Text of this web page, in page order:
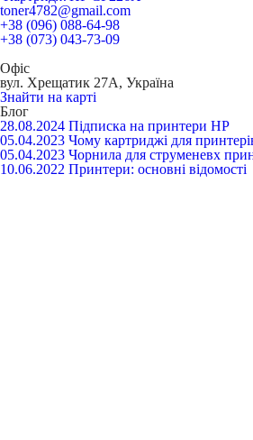
toner4782@gmail.com
+38 (096) 088-64-98
+38 (073) 043-73-09
Офіс
вул. Хрещатик 27А, Україна
Знайти на карті
Блог
28.08.2024 Підписка на принтери HP
05.04.2023 Чому картриджі для
05.04.2023 Чорнила для струменевх
10.06.2022 Принтери: основні відомості